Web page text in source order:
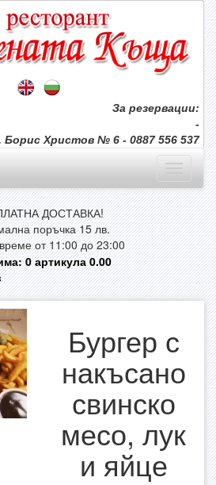
За резервации:
-
Борис Христов № 6 - 0887 556 537
ДОСТАВКА!
поръчка 15 лв.
от 11:00 до 23:00
0артикула0.00
Бургер с
накъсано
свинско
месо, лук
и яйце